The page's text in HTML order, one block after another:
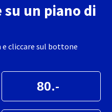
un piano di
e cliccare sul bottone
.-